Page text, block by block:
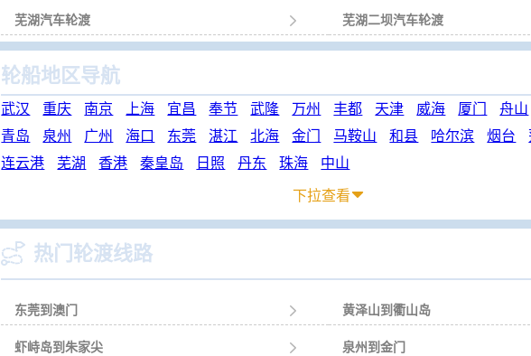
芜湖汽车轮渡  芜湖二坝汽车轮渡
轮船地区导航
武汉 重庆 南京 上海 宜昌 奉节 武隆 万州 丰都 天津 威海 厦门
舟山
青岛
泉州 广州 海口 东莞 湛江 北海 金门 马鞍山 和县 哈尔滨 烟台
连云港
芜湖 香港 秦皇岛 日照 丹东 珠海 中山
下拉查看
 热门轮渡线路
东莞到澳门  黄泽山到衢山岛
虾峙岛到朱家尖  泉州到金门